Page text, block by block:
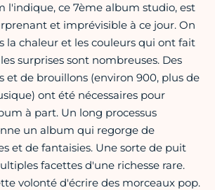
l'indique, ce 7ème album studio, est
et imprévisible à ce jour. On
la chaleur et les couleurs qui ont fait
surprises sont nombreuses. Des
et de brouillons (environ 900, plus de
ont été nécessaires pour
à part. Un long processus
un album qui regorge de
et de fantaisies. Une sorte de puit
facettes d'une richesse rare.
volonté d'écrire des morceaux pop.